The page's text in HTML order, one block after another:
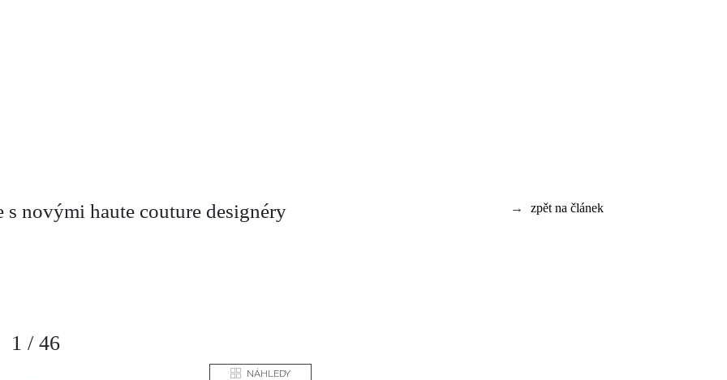
→ zpět na článek
s novými haute couture designéry
1 / 46
NÁHLEDY